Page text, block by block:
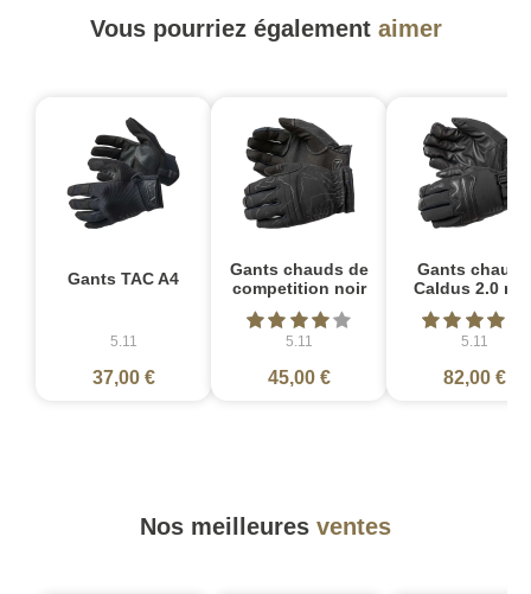
Vous pourriez également aimer
Gants TAC A4
5.11
37,00 €
Gants chauds de
competition noir
5.11
45,00 €
Gants chauds
Caldus 2.0
5.11
82,00 €
Nos meilleures ventes